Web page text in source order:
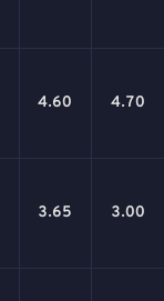
4.60 4.70
3.65 3.00